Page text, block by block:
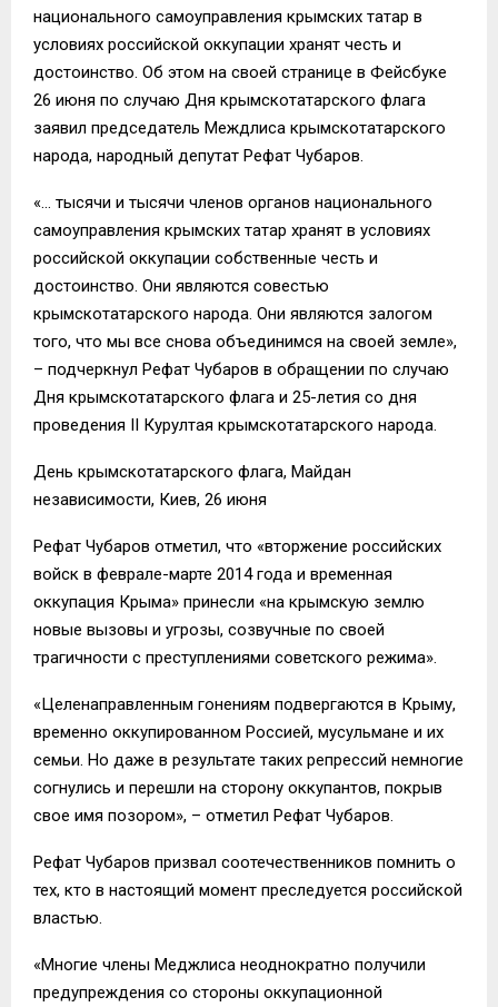
национального самоуправления крымских татар в
условиях российской оккупации хранят честь и
достоинство. Об этом на своей странице в Фейсбуке
26 июня по случаю Дня крымскотатарского флага
заявил председатель Междлиса крымскотатарского
народа, народный депутат Рефат Чубаров.
«… тысячи и тысячи членов органов национального
самоуправления крымских татар хранят в условиях
российской оккупации собственные честь и
достоинство. Они являются совестью
крымскотатарского народа. Они являются залогом
того, что мы все снова объединимся на своей земле»,
– подчеркнул Рефат Чубаров в обращении по случаю
Дня крымскотатарского флага и 25-летия со дня
проведения II Курултая крымскотатарского народа.
День крымскотатарского флага, Майдан
независимости, Киев, 26 июня
Рефат Чубаров отметил, что «вторжение российских
войск в феврале-марте 2014 года и временная
оккупация Крыма» принесли «на крымскую землю
новые вызовы и угрозы, созвучные по своей
трагичности с преступлениями советского режима».
«Целенаправленным гонениям подвергаются в Крыму,
временно оккупированном Россией, мусульмане и их
семьи. Но даже в результате таких репрессий немногие
согнулись и перешли на сторону оккупантов, покрыв
свое имя позором», – отметил Рефат Чубаров.
Рефат Чубаров призвал соотечественников помнить о
тех, кто в настоящий момент преследуется российской
властью.
«Многие члены Меджлиса неоднократно получили
предупреждения со стороны оккупационной